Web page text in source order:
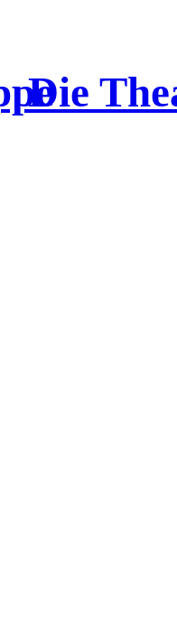
Die